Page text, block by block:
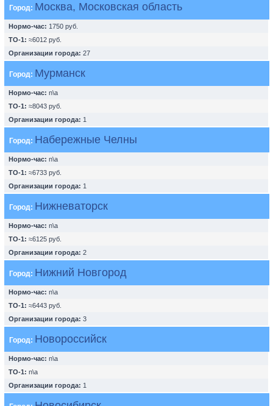
Город: Москва, Московская область
Нормо-час: 1750 руб.
ТО-1: ≈6012 руб.
Организации города: 27
Город: Мурманск
Нормо-час: n\a
ТО-1: ≈8043 руб.
Организации города: 1
Город: Набережные Челны
Нормо-час: n\a
ТО-1: ≈6733 руб.
Организации города: 1
Город: Нижневаторск
Нормо-час: n\a
ТО-1: ≈6125 руб.
Организации города: 2
Город: Нижний Новгород
Нормо-час: n\a
ТО-1: ≈6443 руб.
Организации города: 3
Город: Новороссийск
Нормо-час: n\a
ТО-1: n\a
Организации города: 1